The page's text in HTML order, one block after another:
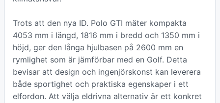
Trots att den nya ID. Polo GTI mäter kompakta
4053 mm i längd, 1816 mm i bredd och 1350 mm i
höjd, ger den långa hjulbasen på 2600 mm en
rymlighet som är jämförbar med en Golf. Detta
bevisar att design och ingenjörskonst kan leverera
både sportighet och praktiska egenskaper i ett
elfordon. Att välja eldrivna alternativ är ett konkret